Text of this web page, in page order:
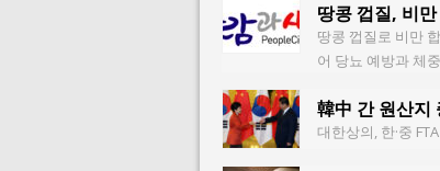
땅콩 껍질, 비
땅콩 껍질로 비만
어 당뇨 예방과 체
韓中 간 원산지
대한상의, 한·중